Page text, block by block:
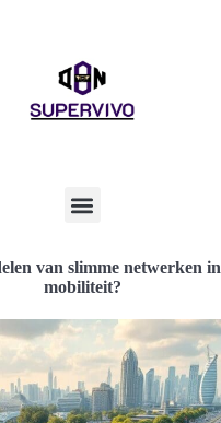
van slimme netwerken
mobiliteit?